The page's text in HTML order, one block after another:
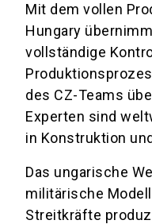
Mit dem vollen
Hungary
vollständige
des CZ-Teams
Experten sind
in Konstruktion
Das ungarische
militärische
Streitkräfte